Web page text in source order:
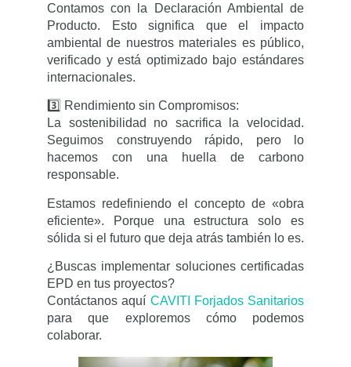
Contamos con la Declaración Ambiental de
Producto. Esto significa que el impacto
ambiental de nuestros materiales es público,
verificado y está optimizado bajo estándares
internacionales.
3️⃣ Rendimiento sin Compromisos:
La sostenibilidad no sacrifica la velocidad.
Seguimos construyendo rápido, pero lo
hacemos con una huella de carbono
responsable.
Estamos redefiniendo el concepto de «obra
eficiente». Porque una estructura solo es
sólida si el futuro que deja atrás también lo es.
¿Buscas implementar soluciones certificadas
EPD en tus proyectos?
Contáctanos aquí CAVITI Forjados Sanitarios
para que exploremos cómo podemos
colaborar.